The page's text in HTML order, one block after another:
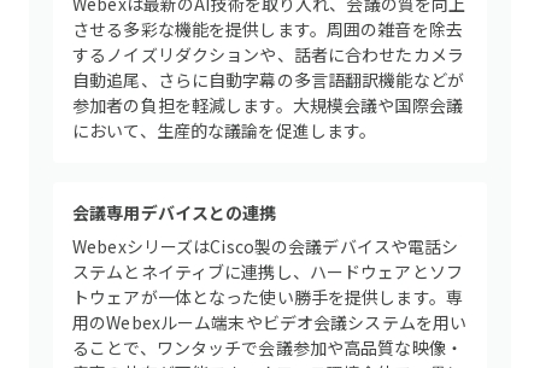
させる多彩な機能を提供します。周囲の雑音を除去
するノイズリダクションや、話者に合わせたカメラ
自動追尾、さらに自動字幕の多言語翻訳機能などが
参加者の負担を軽減します。大規模会議や国際会議
において、生産的な議論を促進します。
会議専用デバイスとの連携
WebexシリーズはCisco製の会議デバイスや電話シ
ステムとネイティブに連携し、ハードウェアとソフ
トウェアが一体となった使い勝手を提供します。専
用のWebexルーム端末やビデオ会議システムを用い
ることで、ワンタッチで会議参加や高品質な映像・